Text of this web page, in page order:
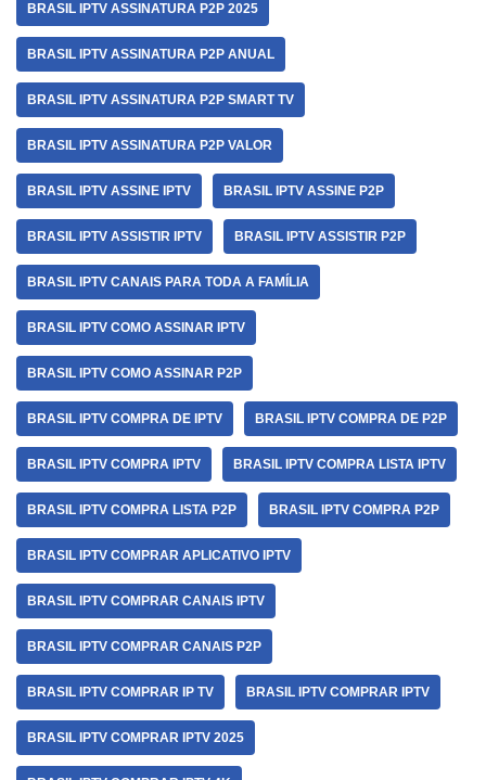
BRASIL IPTV ASSINATURA P2P 2025
BRASIL IPTV ASSINATURA P2P ANUAL
BRASIL IPTV ASSINATURA P2P SMART TV
BRASIL IPTV ASSINATURA P2P VALOR
BRASIL IPTV ASSINE IPTV BRASIL IPTV ASSINE P2P
BRASIL IPTV ASSISTIR IPTV BRASIL IPTV ASSISTIR P2P
BRASIL IPTV CANAIS PARA TODA A FAMÍLIA
BRASIL IPTV COMO ASSINAR IPTV
BRASIL IPTV COMO ASSINAR P2P
BRASIL IPTV COMPRA DE IPTV BRASIL IPTV COMPRA DE P2P
BRASIL IPTV COMPRA IPTV BRASIL IPTV COMPRA LISTA IPTV
BRASIL IPTV COMPRA LISTA P2P BRASIL IPTV COMPRA P2P
BRASIL IPTV COMPRAR APLICATIVO IPTV
BRASIL IPTV COMPRAR CANAIS IPTV
BRASIL IPTV COMPRAR CANAIS P2P
BRASIL IPTV COMPRAR IP TV BRASIL IPTV COMPRAR IPTV
BRASIL IPTV COMPRAR IPTV 2025